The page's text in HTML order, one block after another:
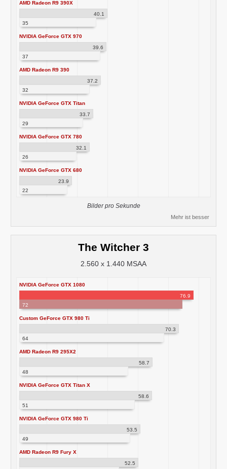
AMD Radeon R9 390X
40.1
35
NVIDIA GeForce GTX 970
39.6
37
AMD Radeon R9 390
37.2
32
NVIDIA GeForce GTX Titan
33.7
29
NVIDIA GeForce GTX 780
32.1
26
NVIDIA GeForce GTX 680
23.9
22
Bilder pro Sekunde
Mehr ist besser
The Witcher 3
2.560 x 1.440 MSAA
NVIDIA GeForce GTX 1080
76.9
72
Custom GeForce GTX 980 Ti
70.3
64
AMD Radeon R9 295X2
58.7
48
NVIDIA GeForce GTX Titan X
58.6
51
NVIDIA GeForce GTX 980 Ti
53.5
49
AMD Radeon R9 Fury X
52.5